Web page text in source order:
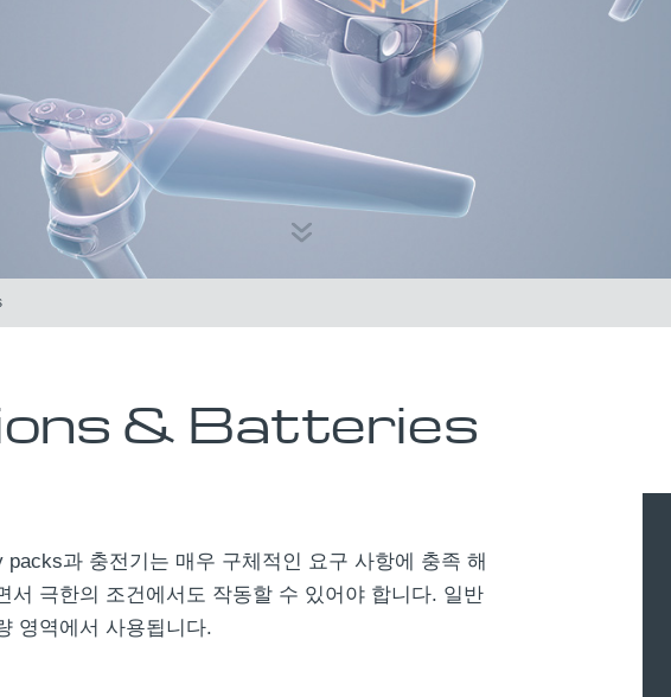
& Batteries
과 충전기는 매우 구체적인 요구 사항에 충족 해
서 극한의 조건에서도 작동할 수 있어야 합니다. 일반
영역에서 사용됩니다.